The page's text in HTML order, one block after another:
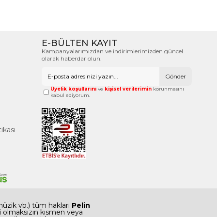
E-BÜLTEN KAYIT
Kampanyalarımızdan ve indirimlerimizden güncel
olarak haberdar olun.
Gönder
Üyelik koşullarınıve kişisel verileriminkorunmasını
kabul ediyorum.
vb.) tüm hakları Pelin
kısmen veya